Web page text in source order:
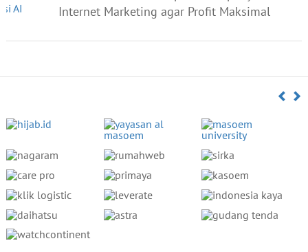
Internet Marketing agar Profit Maksimal